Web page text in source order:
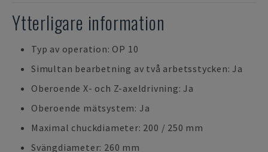
Ytterligare information
Typ av operation: OP 10
Simultan bearbetning av två arbetsstycken: Ja
Oberoende X- och Z-axeldrivning: Ja
Oberoende mätsystem: Ja
Maximal chuckdiameter: 200 / 250 mm
Svängdiameter: 260 mm